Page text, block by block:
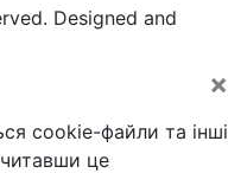
Designed and
×
cookie-файли та інші
це